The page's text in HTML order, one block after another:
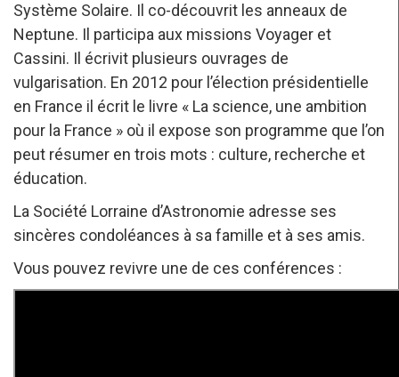
Système Solaire. Il co-découvrit les anneaux de
Neptune. Il participa aux missions Voyager et
Cassini. Il écrivit plusieurs ouvrages de
vulgarisation. En 2012 pour l’élection présidentielle
en France il écrit le livre « La science, une ambition
pour la France » où il expose son programme que l’on
peut résumer en trois mots : culture, recherche et
éducation.
La Société Lorraine d’Astronomie adresse ses
sincères condoléances à sa famille et à ses amis.
Vous pouvez revivre une de ces conférences :